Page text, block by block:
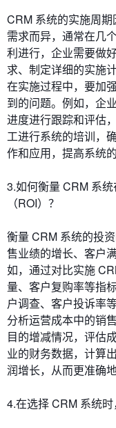
CRM 系统的实施周
需求而异，通常在几
利进行，企业需要做
求、制定详细的实施
在实施过程中，要加
到的问题。例如，企
进度进行跟踪和评估
工进行系统的培训，
作和应用，提高系统
3.如何衡量 CRM 系
（ROI）？
衡量 CRM 系统的投
售业绩的增长、客户
如，通过对比实施
量、客户复购率等指
户调查、客户投诉率
分析运营成本中的销
目的增减情况，评估
业的财务数据，计算
润增长，从而更准确
4.在选择 CRM 系统